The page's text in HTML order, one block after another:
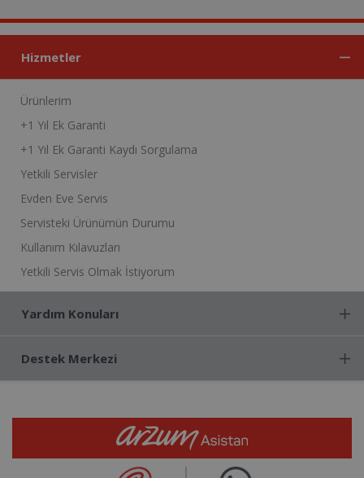
Hizmetler
Ürünlerim
+1 Yıl Ek Garanti
+1 Yıl Ek Garanti Kaydı Sorgulama
Yetkili Servisler
Evden Eve Servis
Servisteki Ürünümün Durumu
Kullanım Kılavuzları
Yetkili Servis Olmak İstiyorum
Yardım Konuları
Destek Merkezi